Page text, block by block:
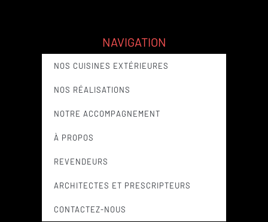
NAVIGATION
NOS CUISINES EXTÉRIEURES
NOS RÉALISATIONS
NOTRE ACCOMPAGNEMENT
À PROPOS
REVENDEURS
ARCHITECTES ET PRESCRIPTEURS
CONTACTEZ-NOUS